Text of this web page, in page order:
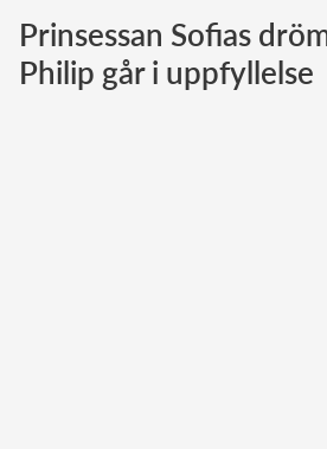
Norska
Danska
Prinsessan Sofias
Philip går i uppfyllelse